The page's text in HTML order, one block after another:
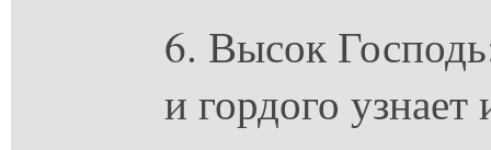
6. Высок
и гордого узнает